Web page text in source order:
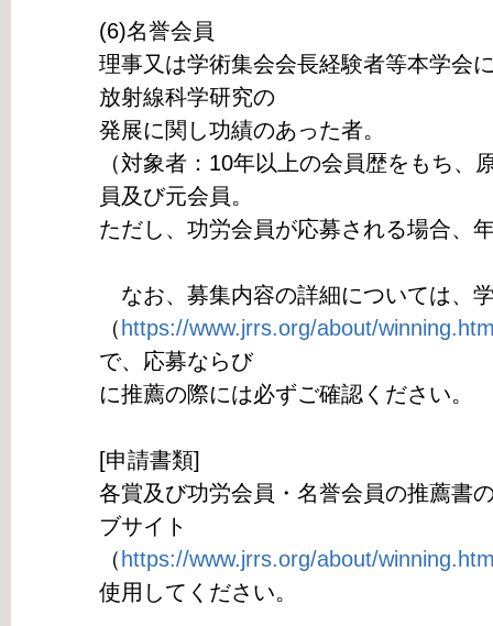
(6)名誉会員
理事又は学術集会会長経験者等本学会
放射線科学研究の
発展に関し功績のあった者。
（対象者：10年以上の会員歴をもち、
員及び元会員。
ただし、功労会員が応募される場合、
なお、募集内容の詳細については、
（ https://www.jrrs.org/about/
で、応募ならび
に推薦の際には必ずご確認ください。
[申請書類]
各賞及び功労会員・名誉会員の推薦書
ブサイト
（ https://www.jrrs.org/about/
使用してください。